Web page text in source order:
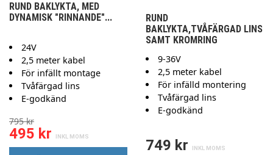
RUND BAKLYKTA, MED
DYNAMISK "RINNANDE"...
24V
2,5 meter kabel
För infällt montage
Tvåfärgad lins
E-godkänd
795 kr
495 kr
RUND
BAKLYKTA,TVÅFÄRGAD LINS
SAMT KROMRING
9-36V
2,5 meter kabel
För infälld montering
Tvåfärgad lins
E-godkänd
749 kr